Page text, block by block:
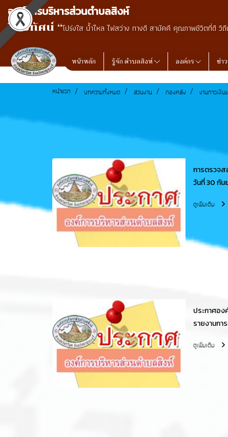
องค์การบริหารส่วนตำบลสิงห์
วิสัยทัศน์ “โปร่งใส น้ำไหล ไฟสว่าง ทางดี สามัคคี คุณภาพชีวิตที่ดี วิถี
หน้าหลัก รู้จัก ตำบลสิงห์ องค์กร ข่า
หน้าแรก บทความทั้งหมด ส่วนงาน กองคลัง งานการเงิน
การตรวจ
วันที่ 30 กัน
ดูเพิ่มเติม
ประกาศอ
รายงานกา
สำนักงานก
ดูเพิ่มเติม